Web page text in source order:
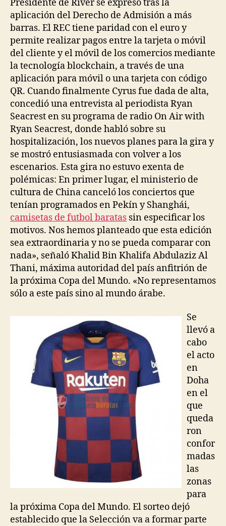
Presidente de River se expresó tras la
aplicación del Derecho de Admisión a más
barras. El REC tiene paridad con el euro y
permite realizar pagos entre la tarjeta o móvil
del cliente y el móvil de los comercios mediante
la tecnología blockchain, a través de una
aplicación para móvil o una tarjeta con código
QR. Cuando finalmente Cyrus fue dada de alta,
concedió una entrevista al periodista Ryan
Seacrest en su programa de radio On Air with
Ryan Seacrest, donde habló sobre su
hospitalización, los nuevos planes para la gira y
se mostró entusiasmada con volver a los
escenarios. Esta gira no estuvo exenta de
polémicas: En primer lugar, el ministerio de
cultura de China canceló los conciertos que
tenían programados en Pekín y Shanghái,
camisetas de futbol baratas sin especificar los
motivos. Nos hemos planteado que esta edición
sea extraordinaria y no se pueda comparar con
nada», señaló Khalid Bin Khalifa Abdulaziz Al
Thani, máxima autoridad del país anfitrión de
la próxima Copa del Mundo. «No representamos
sólo a este país sino al mundo árabe.
Se
llevó a
cabo
el acto
en
Doha
en el
que
queda
ron
confor
madas
las
zonas
para
la próxima Copa del Mundo. El sorteo dejó
establecido que la Selección va a formar parte